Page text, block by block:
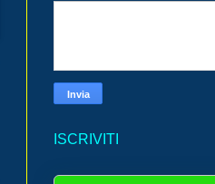
ISCRIVITI